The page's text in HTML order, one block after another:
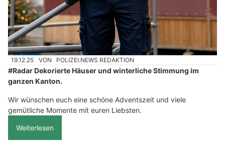
19.12.25 VON POLIZEI.NEWS REDAKTION
#Radar Dekorierte Häuser und winterliche Stimmung im
ganzen Kanton.
Wir wünschen euch eine schöne Adventszeit und viele
gemütliche Momente mit euren Liebsten.
Weiterlesen